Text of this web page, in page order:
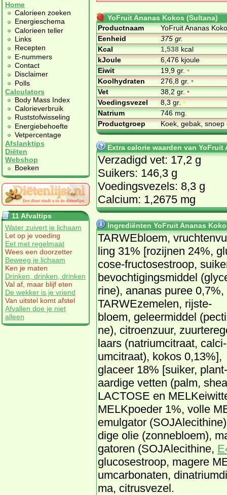
Home
Calorieen zoeken
Energieschema
Calorieen teller
Links
Recepten
E-nummers
Contact
Disclaimer
Polls
Calculators
Body Mass Index
Calorieverbruik
Ruststofwisseling
Energiebehoefte
Vetpercentage
Afslanktips
Diëten
Webshop
Boeken
11 Afvaltips
Water zuivert je lichaam
Let op je voeding
Eet met regelmaat
Wees een doorzetter
Beweeg je lichaam
Ken je maten
Drinken, drinken, drinken
Val af, maar blijf eten
De wekker is je vriend
Van uitstel komt afstel
Afvallen doe je niet
alleen
YoFruit Ananas Kokos (Sultana)
Productnaam
YoFruit Ananas
Eenheid
375 gr.
Kcal
1,538kcal
kJoule
6,476 kjoule
Eiwit
19,9 gr.•
Koolhydraten
276,8 gr.•
Vet
38,2 gr.•
Voedingsvezel
8,3 gr.•
Natrium
746 mg.
Productgroep
Koek, gebak,
Extra calorie waarden van
Verzadigd vet: 17,2 g
Suikers: 146,3 g
Voedingsvezels: 8,3 g
Calcium: 1,2675 mg
Ingrediënten YoFruit Ananas
TAR­WEbloem,
ling 31% [ro­zij­nen 24%,
co­se-fruc­to­se­stroop,
be­voch­ti­gings­mid­del
ri­ne), ana­nas pu­ree 0,7%,
TAR­WEze­me­len, rijs­te­
bloem, ge­leer­mid­del
ne), ci­troen­zuur,
laars (na­tri­um­ci­traat, cal­ci­
um­ci­traat), ko­kos 0,13%],
gla­ceer 18% [sui­ker, plant­
aar­di­ge vet­ten (palm,
LAC­TOSE en
MELKpoe­der 1%, vol­le
emul­ga­tor
di­ge olie (zon­ne­bloem),
ga­to­ren (SO­JAle­ci­thi­ne,
glu­co­se­stroop, ma­ge­re
um­car­bo­na­ten,
ma, ci­trus­ve­zel.